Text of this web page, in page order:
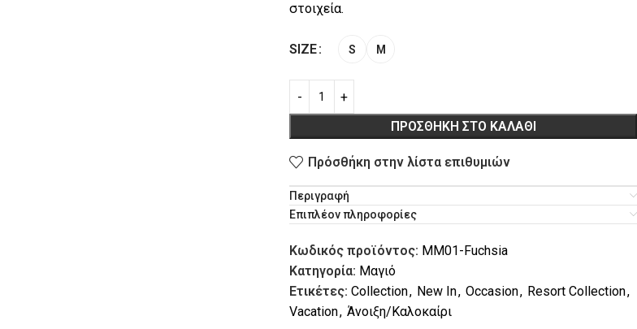
VACATION
στοιχεία.
SIZE S M
ΠΡΟΣΘΉΚΗ ΣΤΟ ΚΑΛΆΘΙ
Πρόσθήκη στην λίστα επιθυμιών
Περιγραφή
Επιπλέον πληροφορίες
Κωδικός προϊόντος: MM01-Fuchsia
Κατηγορία: Μαγιό
Ετικέτες: Collection, New In, Occasion, Resort Collection,
Vacation, Άνοιξη/Καλοκαίρι